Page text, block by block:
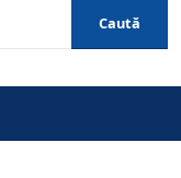
Caută